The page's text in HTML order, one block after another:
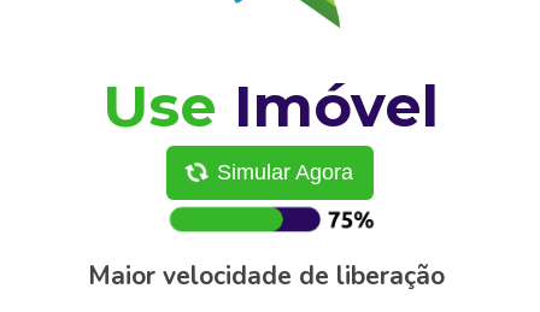
Use Imóvel
Simular Agora
Maior velocidade de liberação